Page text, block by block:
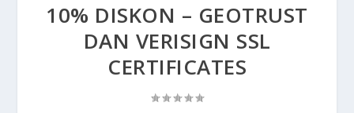
10% DISKON – GEOTRUST
DAN VERISIGN SSL
CERTIFICATES